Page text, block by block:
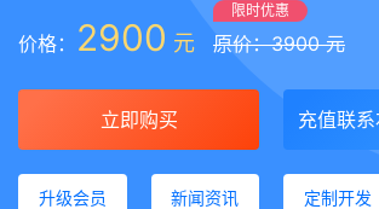
价格： 2900 元
限时优惠
原价：3900 元
立即购买 充值联
升级会员 新闻资讯 定制开发